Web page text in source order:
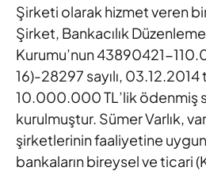
Şirketi olarak hizmet veren
Şirket, Bankacılık
Kurumu’nun 43890421-
16)-28297 sayılı, 03.12.2014
10.000.000 TL’lik ödenmiş
kurulmuştur. Sümer Varlık,
şirketlerinin faaliyetine
bankaların bireysel ve ticari